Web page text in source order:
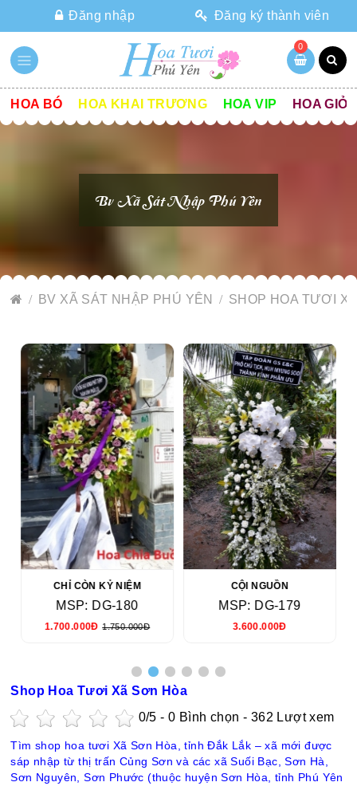
Đăng nhập Đăng ký thành viên
0
HOA BÓ HOA KHAI TRƯƠNG HOA VIP HOA GIỎ
Bv Xã Sát Nhập Phú Yên
BV XÃ SÁT NHẬP PHÚ YÊN SHOP HOA TƯƠI
CHỈ CÒN KỶ NIỆM
MSP: DG-180
1.700.000Đ 1.750.000Đ
CỘI NGUỒN
MSP: DG-179
3.600.000Đ
Shop Hoa Tươi Xã Sơn Hòa
0/5 -0 Bình chọn - 362 Lượt xem
Tìm shop hoa tươi Xã Sơn Hòa, tỉnh Đắk Lắk – xã mới được
sáp nhập từ thị trấn Củng Sơn và các xã Suối Bạc, Sơn Hà,
Sơn Nguyên, Sơn Phước (thuộc huyện Sơn Hòa, tỉnh Phú Yên